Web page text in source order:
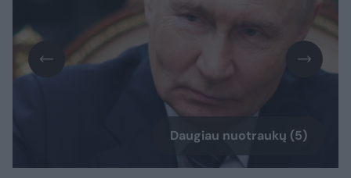
Daugiau nuotraukų (5)